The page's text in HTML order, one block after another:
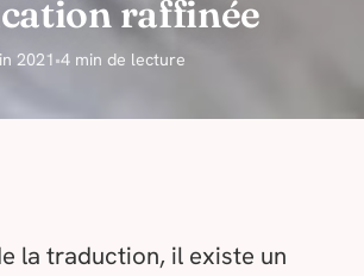
raffinée
2021•4 min de lecture
la traduction, il existe un